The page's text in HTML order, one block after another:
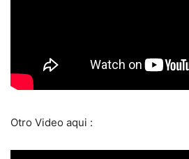
Otro Video aqui :